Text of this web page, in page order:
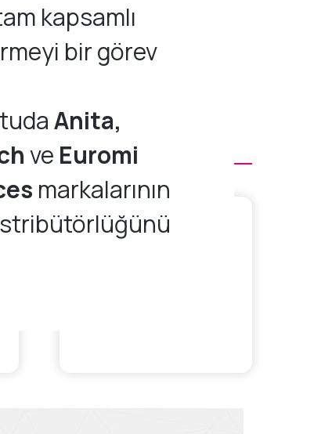
kapsamlı
bir görev
Anita,
ve Euromi
markalarının